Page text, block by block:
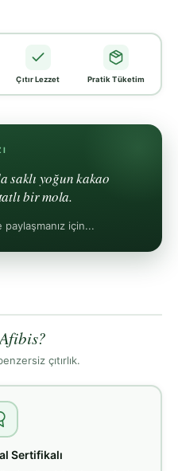
Çıtır Lezzet Pratik Tüketim
saklı yoğun kakao
bir mola.
için...
çıtırlık.
Sertifikalı